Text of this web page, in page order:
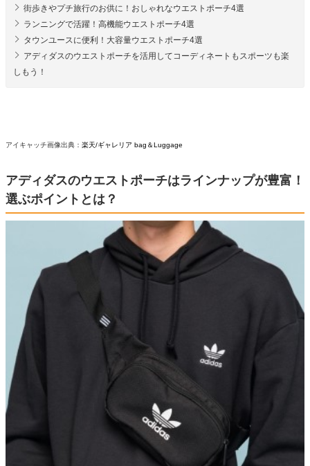
街歩きやプチ旅行のお供に！おしゃれなウエストポーチ4選
ランニングで活躍！高機能ウエストポーチ4選
タウンユースに便利！大容量ウエストポーチ4選
アディダスのウエストポーチを活用してコーディネートもスポーツも楽
しもう！
アイキャッチ画像出典： 楽天/ギャレリア bag＆Luggage
アディダスのウエストポーチはラインナップが豊富！
選ぶポイントとは？